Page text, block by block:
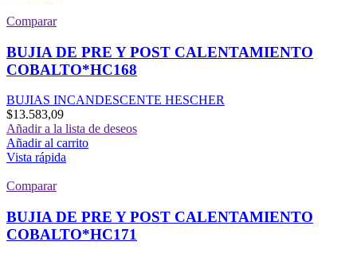
Comparar
BUJIA DE PRE Y POST CALENTAMIENTO
COBALTO*HC168
BUJIAS INCANDESCENTE HESCHER
$13.583,09
Añadir a la lista de deseos
Añadir al carrito
Vista rápida
Comparar
BUJIA DE PRE Y POST CALENTAMIENTO
COBALTO*HC171